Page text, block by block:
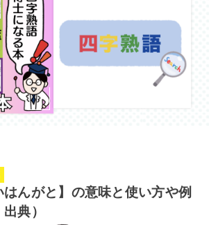
んがと】の意味と使い方や例
典）